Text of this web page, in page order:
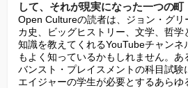
して、それが現実になった一つの町
Open Cultureの読者は、ジョン・グリ
カ史、ビッグヒストリー、文学、哲学
知識を教えてくれるYouTubeチャン
もよく知っているかもしれません。あ
バンスト・プレイスメントの科目試験
エイジャーの学生が必要とするあらゆ